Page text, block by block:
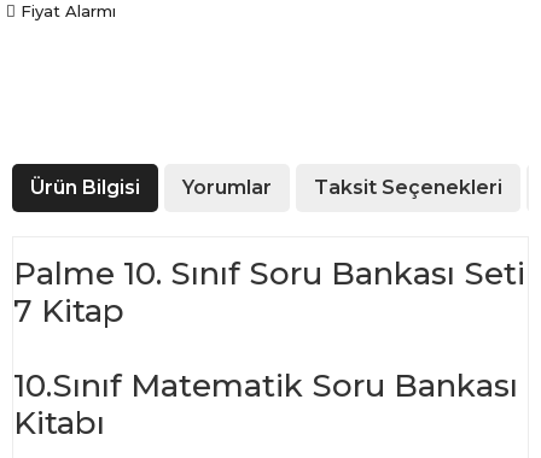
Fiyat Alarmı
Ürün Bilgisi Yorumlar Taksit Seçenekleri
Palme 10. Sınıf Soru Bankası Seti
7 Kitap
10.Sınıf Matematik Soru Bankası
Kitabı